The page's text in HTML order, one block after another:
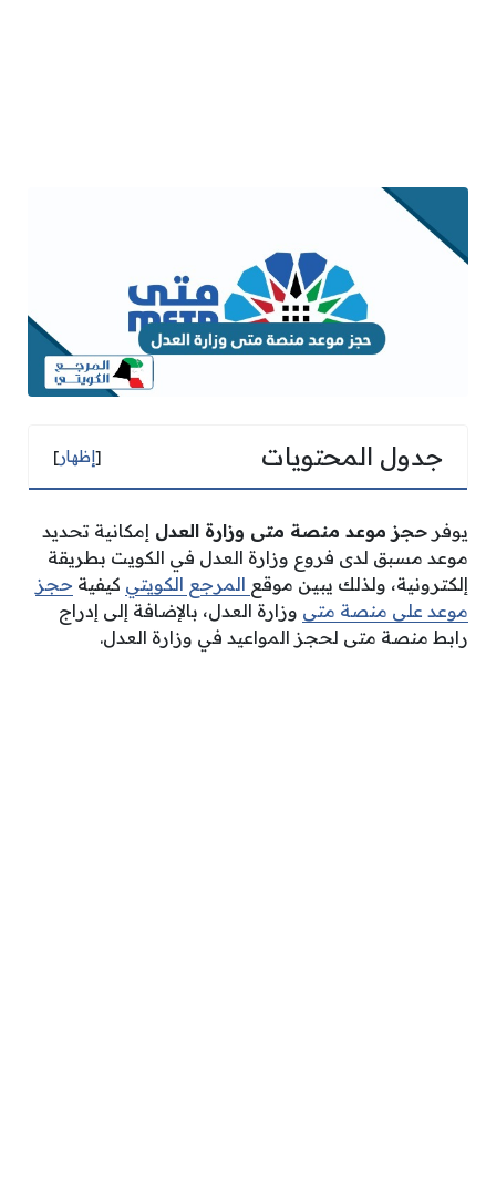
جدول المحتويات [إظهار]
يوفر حجز موعد منصة متى وزارة العدل إمكانية تحديد
موعد مسبق لدى فروع وزارة العدل في الكويت بطريقة
إلكترونية، ولذلك يبين موقع المرجع الكويتي كيفية حجز
موعد على منصة متى وزارة العدل، بالإضافة إلى إدراج
رابط منصة متى لحجز المواعيد في وزارة العدل.